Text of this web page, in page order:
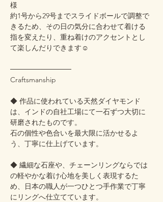
様
約1号から29号までスライドボールで調整で
きるため、その日の気分に合わせて着ける
指を変えたり、重ね着けのアクセントとし
て楽しんだりできます☺️
────────────
Craftsmanship
◆ 作品に使われている天然ダイヤモンド
は、インドの自社工場にて一石ずつ大切に
研磨されたものです。
石の個性や色合いを最大限に活かせるよ
う、丁寧に仕上げています。
◆ 繊細な石座や、チェーンリングならでは
の軽やかな着け心地を美しく表現するた
め、日本の職人が一つひとつ手作業で丁寧
にリングへ仕立てています。